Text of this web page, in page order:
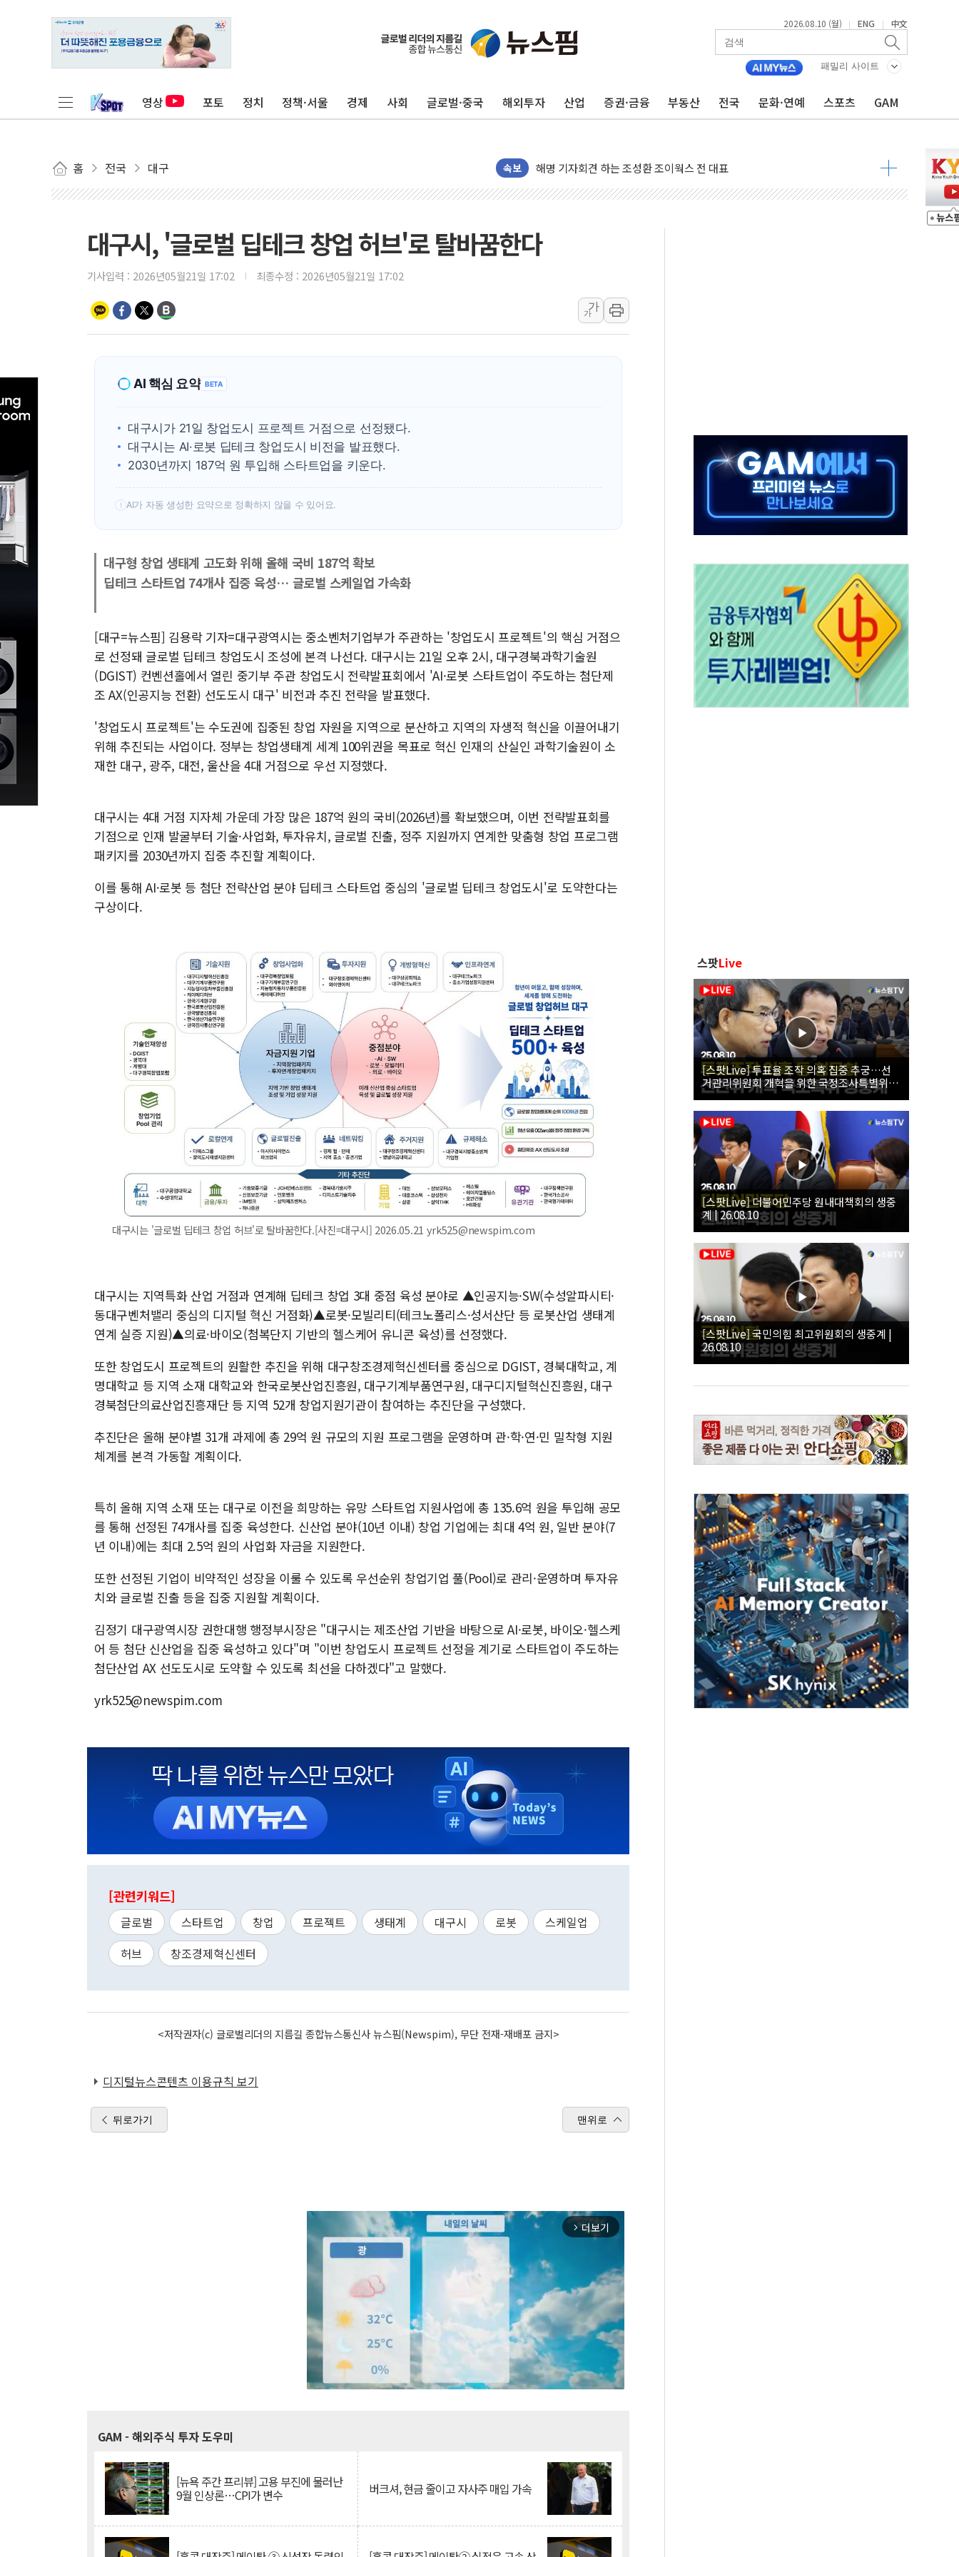
2026.08.10 (월) | ENG | 中文
패밀리 사이트
영상 포토 정치 정책·서울 경제 사회 글로벌·중국 해외투자 산업 증권·금융 부동산 전국 문화·연예 스포츠 GAM
홈 전국 대구 속보
종합특검, '채상병 사건 관여' 황유성 前방첩사령관 구속영장
황희, '폐버스 주택' 논란 대국민사과..."청년 주거문제 엄중함 헤어리지 못해"
발언 나선 조성환 조이웍스 전 대표
선관위 국조특위, '재검표 일정' 두고 여야 충돌
행정안전부-우아한형제들, 착한가격업소 이용 활성화 업무협약 체결식
착한가격업소 이용 활성화 업무협약 체결 마친 윤호중-윤석준
유럽 증시, '싸구려' 꼬리표 떼고 질주…글로벌 자금 몰린다
산속 헤매던 80대 치매 여성…소방드론이 2시간 만에 찾아냈다
행안부, 임시조립주택 제도 손본다…산불 이재민 주택 침수·이탈에 TF 가동
경찰, 성매매 특별단속 1666명 검거…알선조직 집중 수사
공공데이터 활용 스타트업에 최대 1억...중기부, 협업과제 모집
폭염 속 차량 화재 주의보…7~8월에 연간 화재 20% 집중
"35도인데 에어컨 안 틀고 선풍기도 압수"…우체국 택배 노조 '분통'
한병도 "당원 커뮤니티 개인정보 유출 사과…ISA·주가누르기법 재검토"
대구시, '글로벌 딥테크 창업 허브'로 탈바꿈한다
기사입력 : 2026년05월21일 17:02 최종수정 : 2026년05월21일 17:02
가
가
AI 핵심 요약 BETA
대구시가 21일 창업도시 프로젝트 거점으로 선정됐다.
대구시는 AI·로봇 딥테크 창업도시 비전을 발표했다.
2030년까지 187억 원 투입해 스타트업을 키운다.
! AI가 자동 생성한 요약으로 정확하지 않을 수 있어요.
대구형 창업 생태계 고도화 위해 올해 국비 187억 확보
딥테크 스타트업 74개사 집중 육성… 글로벌 스케일업 가속화
[대구=뉴스핌] 김용락 기자=대구광역시는 중소벤처기업부가 주관하는 '창업도시 프로젝트'의 핵심 거점으
로 선정돼 글로벌 딥테크 창업도시 조성에 본격 나선다. 대구시는 21일 오후 2시, 대구경북과학기술원
(DGIST) 컨벤션홀에서 열린 중기부 주관 창업도시 전략발표회에서 'AI·로봇 스타트업이 주도하는 첨단제
조 AX(인공지능 전환) 선도도시 대구' 비전과 추진 전략을 발표했다.
'창업도시 프로젝트'는 수도권에 집중된 창업 자원을 지역으로 분산하고 지역의 자생적 혁신을 이끌어내기
위해 추진되는 사업이다. 정부는 창업생태계 세계 100위권을 목표로 혁신 인재의 산실인 과학기술원이 소
재한 대구, 광주, 대전, 울산을 4대 거점으로 우선 지정했다.
대구시는 4대 거점 지자체 가운데 가장 많은 187억 원의 국비(2026년)를 확보했으며, 이번 전략발표회를
기점으로 인재 발굴부터 기술·사업화, 투자유치, 글로벌 진출, 정주 지원까지 연계한 맞춤형 창업 프로그램
패키지를 2030년까지 집중 추진할 계획이다.
이를 통해 AI·로봇 등 첨단 전략산업 분야 딥테크 스타트업 중심의 '글로벌 딥테크 창업도시'로 도약한다는
구상이다.
대구시는 '글로벌 딥테크 창업 허브'로 탈바꿈한다.[사진=대구시] 2026.05.21 yrk525@newspim.com
대구시는 지역특화 산업 거점과 연계해 딥테크 창업 3대 중점 육성 분야로 ▲인공지능·SW(수성알파시티·
동대구벤처밸리 중심의 디지털 혁신 거점화)▲로봇·모빌리티(테크노폴리스·성서산단 등 로봇산업 생태계
연계 실증 지원)▲의료·바이오(첨복단지 기반의 헬스케어 유니콘 육성)를 선정했다.
또한 창업도시 프로젝트의 원활한 추진을 위해 대구창조경제혁신센터를 중심으로 DGIST, 경북대학교, 계
명대학교 등 지역 소재 대학교와 한국로봇산업진흥원, 대구기계부품연구원, 대구디지털혁신진흥원, 대구
경북첨단의료산업진흥재단 등 지역 52개 창업지원기관이 참여하는 추진단을 구성했다.
추진단은 올해 분야별 31개 과제에 총 29억 원 규모의 지원 프로그램을 운영하며 관·학·연·민 밀착형 지원
체계를 본격 가동할 계획이다.
특히 올해 지역 소재 또는 대구로 이전을 희망하는 유망 스타트업 지원사업에 총 135.6억 원을 투입해 공모
를 통해 선정된 74개사를 집중 육성한다. 신산업 분야(10년 이내) 창업 기업에는 최대 4억 원, 일반 분야(7
년 이내)에는 최대 2.5억 원의 사업화 자금을 지원한다.
또한 선정된 기업이 비약적인 성장을 이룰 수 있도록 우선순위 창업기업 풀(Pool)로 관리·운영하며 투자유
치와 글로벌 진출 등을 집중 지원할 계획이다.
김정기 대구광역시장 권한대행 행정부시장은 "대구시는 제조산업 기반을 바탕으로 AI·로봇, 바이오·헬스케
어 등 첨단 신산업을 집중 육성하고 있다"며 "이번 창업도시 프로젝트 선정을 계기로 스타트업이 주도하는
첨단산업 AX 선도도시로 도약할 수 있도록 최선을 다하겠다"고 말했다.
yrk525@newspim.com
[관련키워드]
글로벌 스타트업 창업 프로젝트 생태계 대구시 로봇
스케일업
허브
창조경제혁신센터
<저작권자(c) 글로벌리더의 지름길 종합뉴스통신사 뉴스핌(Newspim), 무단 전재-재배포 금지>
디지털뉴스콘텐츠 이용규칙 보기
뒤로가기 맨위로
arrow_forward_ios 더보기
GAM - 해외주식 투자 도우미
[뉴욕 주간 프리뷰] 고용 부진에 물러난
9월 인상론…CPI가 변수 버크셔, 현금 줄이고 자사주 매입 가속
스팟Live
[스팟Live] 투표율 조작 의혹 집중 추궁…선
거관리위원회 개혁을 위한 국정조사특별위원
회 | 26.08.10
[스팟Live] 더불어민주당 원내대책회의 생중
계 | 26.08.10
[스팟Live] 국민의힘 최고위원회의 생중계 |
26.08.10